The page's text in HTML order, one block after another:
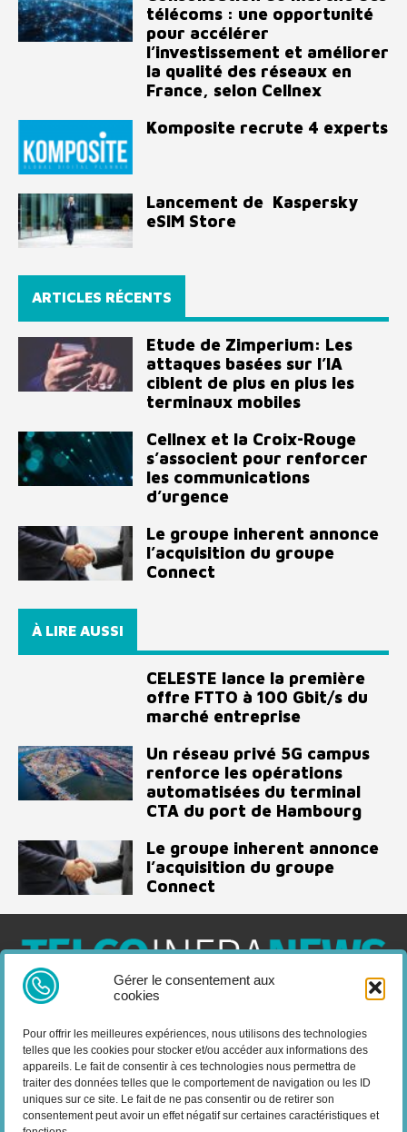
Gérer le consentement aux
cookies
Pour offrir les meilleures expériences, nous utilisons des technologies
telles que les cookies pour stocker et/ou accéder aux informations des
appareils. Le fait de consentir à ces technologies nous permettra de
traiter des données telles que le comportement de navigation ou les ID
uniques sur ce site. Le fait de ne pas consentir ou de retirer son
consentement peut avoir un effet négatif sur certaines caractéristiques et
télécoms : une opportunité
pour accélérer
l’investissement et améliorer
la qualité des réseaux en
France, selon Cellnex
Komposite recrute 4 experts
Lancement de Kaspersky
eSIM Store
ARTICLES RÉCENTS
Etude de Zimperium: Les
attaques basées sur l’IA
ciblent de plus en plus les
terminaux mobiles
Cellnex et la Croix-Rouge
s’associent pour renforcer
les communications
d’urgence
Le groupe inherent annonce
l’acquisition du groupe
Connect
À LIRE AUSSI
CELESTE lance la première
offre FTTO à 100 Gbit/s du
marché entreprise
Un réseau privé 5G campus
renforce les opérations
automatisées du terminal
CTA du port de Hambourg
Le groupe inherent annonce
l’acquisition du groupe
Connect
Telco Infra News est un média dédié aux acteurs des télécoms
services, des news, des déploiements, des évènements, des
livres blancs et les nominations du secteur. Retrouvez toutes les
informations sur les innovations en domaine des
télécommunications.